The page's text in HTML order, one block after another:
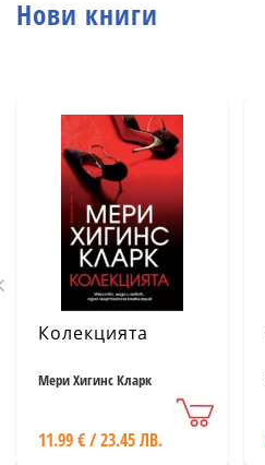
Нови книги
Колекцията
Мери Хигинс Кларк
11.99 € / 23.45 ЛВ.